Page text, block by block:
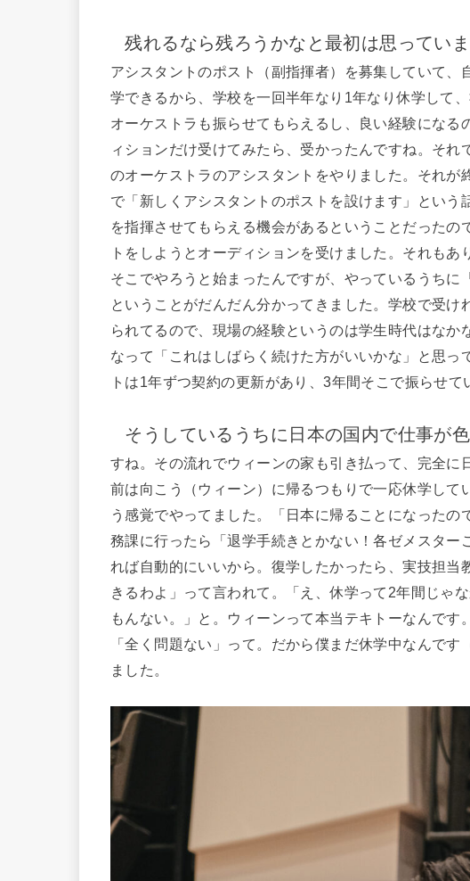
残れるなら残ろうかなと最初は思ってい
アシスタントのポスト（副指揮者）を募集していて
学できるから、学校を一回半年なり1年なり休学して
オーケストラも振らせてもらえるし、良い経験にな
ィションだけ受けてみたら、受かったんですね。そ
のオーケストラのアシスタントをやりました。それが
で「新しくアシスタントのポストを設けます」という
を指揮させてもらえる機会があるということだった
トをしようとオーディションを受けました。それも
そこでやろうと始まったんですが、やっているうちに
ということがだんだん分かってきました。学校で受
られてるので、現場の経験というのは学生時代はな
なって「これはしばらく続けた方がいいかな」と思
トは1年ずつ契約の更新があり、3年間そこで振らせて
そうしているうちに日本の国内で仕事が
すね。その流れでウィーンの家も引き払って、完全に
前は向こう（ウィーン）に帰るつもりで一応休学し
う感覚でやってました。「日本に帰ることになった
務課に行ったら「退学手続きとかない！各ゼメスタ
れば自動的にいいから。復学したかったら、実技担
きるわよ」って言われて。「え、休学って2年間じゃ
もんない。」と。ウィーンって本当テキトーなんで
「全く問題ない」って。だから僕まだ休学中なんで
ました。